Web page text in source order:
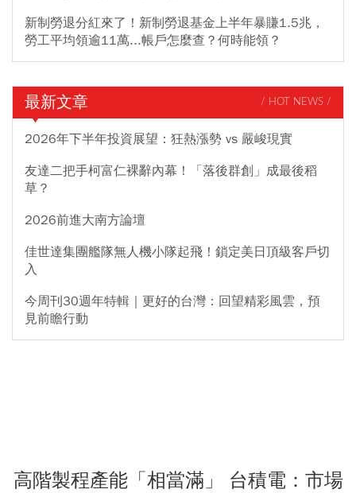
新制勞退分紅來了！新制勞退基金上半年暴賺1.5兆，
勞工平均領逾11萬...帳戶怎麼查？何時能領？
最新文章 / HOT NEWS /
2026年下半年投資展望：狂熱漲勢 vs 嚴峻現實
友達二把手柯富仁裸辭內幕！「落後群創」成最後稻
草？
2026前進大南方論壇
佳世達集團艦隊無人機小隊起飛！鎖定美日頂級客戶切
入
今周刊30週年特輯｜更好的台灣：回望精彩風雲，預
見前瞻行動
高階製程產能「相當滿」 台積電：市場